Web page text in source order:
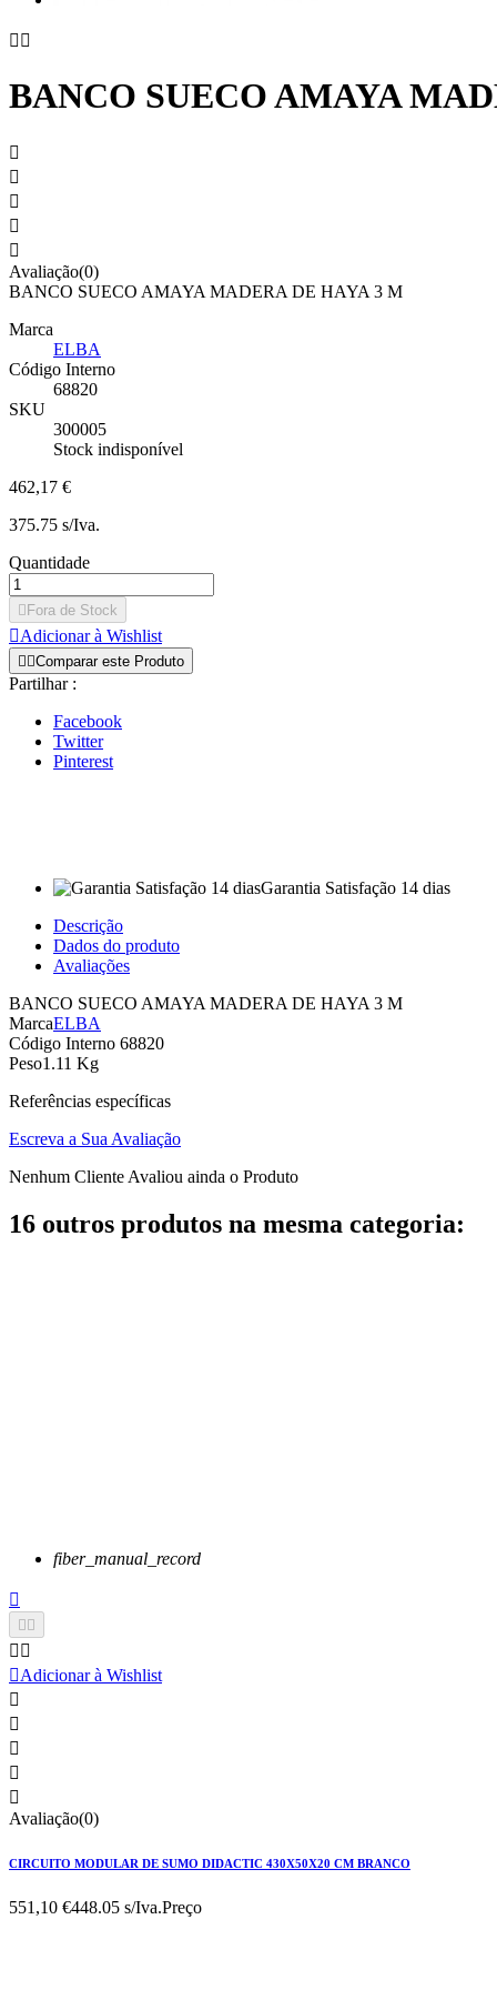
 
BANCO SUECO AMAYA





Avaliação(0)
BANCO SUECO AMAYA MADERA DE HAYA 3 M
Marca
ELBA
Código Interno
68820
SKU
300005
Stock indisponível
462,17 €
375.75 s/Iva.
Quantidade
 Fora de Stock
Adicionar à Wishlist
 Comparar este Produto
Partilhar :
Facebook
Twitter
Pinterest
Garantia Satisfação 14 dias
Descrição
Dados do produto
Avaliações
BANCO SUECO AMAYA MADERA DE HAYA 3 M
MarcaELBA
Código Interno 68820
Peso1.11 Kg
Referências específicas
Escreva a Sua Avaliação
Nenhum Cliente Avaliou ainda o Produto
16 outros produtos na mesma categoria:
fiber_manual_record

 
 
Adicionar à Wishlist





Avaliação(0)
CIRCUITO MODULAR DE SUMO DIDACTIC 430X50X20 CM BRANCO
551,10 €448.05 s/Iva.Preço